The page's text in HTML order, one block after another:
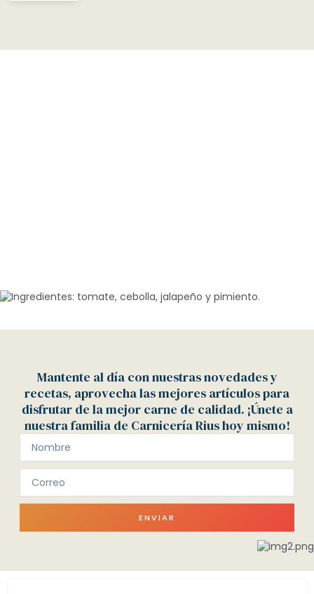
Mantente al día con nuestras novedades y
recetas, aprovecha las mejores artículos para
disfrutar de la mejor carne de calidad. ¡Únete a
nuestra familia de Carnicería Rius hoy mismo!
ENVIAR